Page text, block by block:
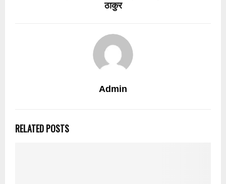
ठाकुर
Admin
RELATED POSTS